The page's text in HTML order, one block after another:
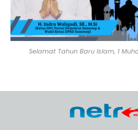
Selamat Tahun Baru Islam, 1